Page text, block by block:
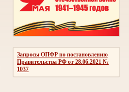
Запросы ОПФР по постановлению
Правительства РФ от 28.06.2021 №
1037